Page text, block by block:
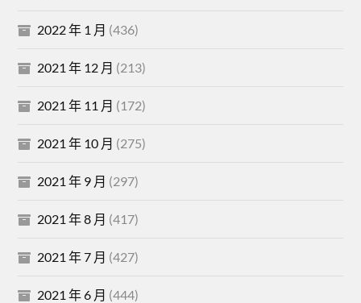
2022 年 1 月 (436)
2021 年 12 月 (213)
2021 年 11 月 (172)
2021 年 10 月 (275)
2021 年 9 月 (297)
2021 年 8 月 (417)
2021 年 7 月 (427)
2021 年 6 月 (444)